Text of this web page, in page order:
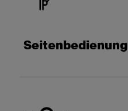
Seitenbedienung